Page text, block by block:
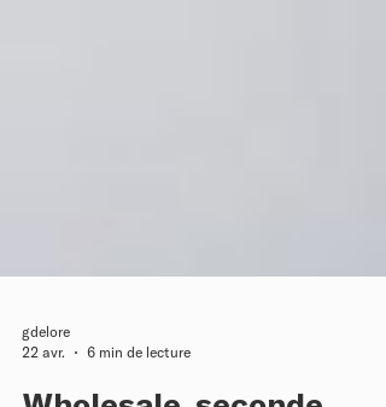
gdelore